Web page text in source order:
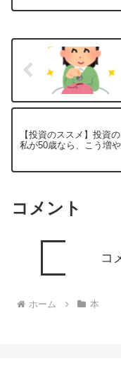
【投資のススメ】投資
私が50歳なら、こう増
コメント
コ
ホーム 本